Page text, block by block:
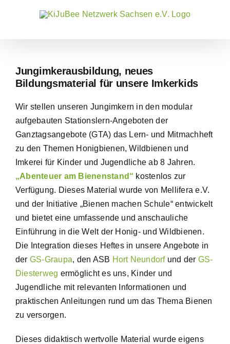
Jungimkerausbildung, neues
Bildungsmaterial für unsere Imkerkids
Wir stellen unseren Jungimkern in den modular
aufgebauten Stationslern-Angeboten der
Ganztagsangebote (GTA) das Lern- und Mitmachheft
zu den Themen Honigbienen, Wildbienen und
Imkerei für Kinder und Jugendliche ab 8 Jahren.
„Abenteuer am Bienenstand“ kostenlos zur
Verfügung. Dieses Material wurde von Mellifera e.V.
und der Initiative „Bienen machen Schule“ entwickelt
und bietet eine umfassende und anschauliche
Einführung in die Welt der Honig- und Wildbienen.
Die Integration dieses Heftes in unsere Angebote in
der GS-Graupa, den ASB Hort Neundorfund der GS-
Diesterweg ermöglicht es uns, Kinder und
Jugendliche mit relevanten Informationen und
praktischen Anleitungen rund um das Thema Bienen
zu versorgen.
Dieses didaktisch wertvolle Material wurde eigens